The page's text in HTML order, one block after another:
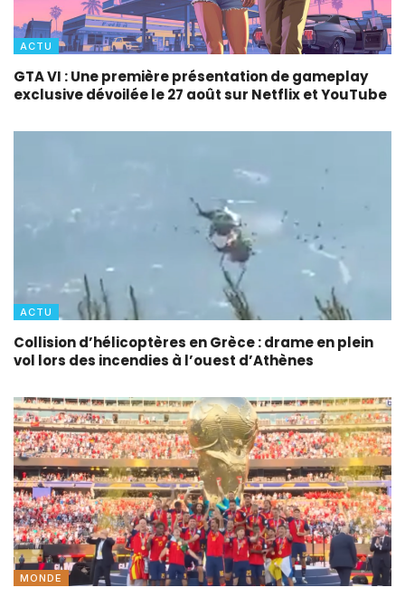
ACTU
GTA VI : Une première présentation de gameplay
exclusive dévoilée le 27 août sur Netflix et YouTube
ACTU
Collision d’hélicoptères en Grèce : drame en plein
vol lors des incendies à l’ouest d’Athènes
MONDE